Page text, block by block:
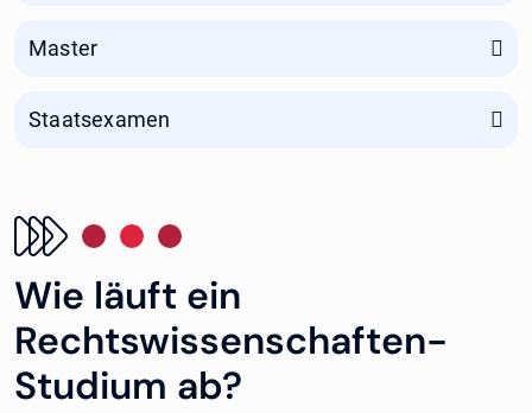
Master
Staatsexamen
Wie läuft ein
Rechtswissenschaften-
Studium ab?